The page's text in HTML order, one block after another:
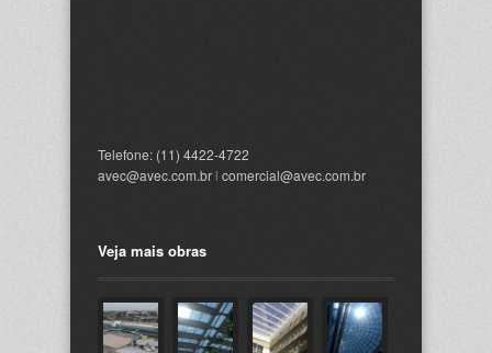
Telefone: (11) 4422-4722
avec@avec.com.br l comercial@avec.com.br
Veja mais obras